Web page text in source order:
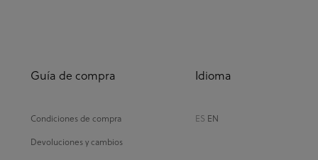
Guía de compra
Condiciones de compra
Devoluciones y cambios
Idioma
ES EN